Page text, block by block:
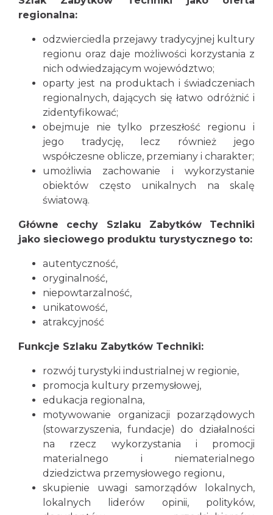
regionalna:
odzwierciedla przejawy tradycyjnej kultury
regionu oraz daje możliwości korzystania z
nich odwiedzającym województwo;
oparty jest na produktach i świadczeniach
regionalnych, dających się łatwo odróżnić i
zidentyfikować;
obejmuje nie tylko przeszłość regionu i
jego tradycję, lecz również jego
współczesne oblicze, przemiany i charakter;
umożliwia zachowanie i wykorzystanie
obiektów często unikalnych na skalę
światową.
Główne cechy Szlaku Zabytków Techniki
jako sieciowego produktu turystycznego to:
autentyczność,
oryginalność,
niepowtarzalność,
unikatowość,
atrakcyjność
Funkcje Szlaku Zabytków Techniki:
rozwój turystyki industrialnej w regionie,
promocja kultury przemysłowej,
edukacja regionalna,
motywowanie organizacji pozarządowych
(stowarzyszenia, fundacje) do działalności
na rzecz wykorzystania i promocji
materialnego i niematerialnego
dziedzictwa przemysłowego regionu,
skupienie uwagi samorządów lokalnych,
lokalnych liderów opinii, polityków,